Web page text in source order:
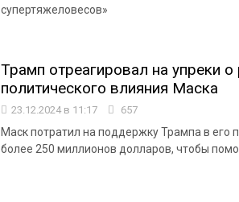
супертяжеловесов»
Трамп отреагировал на упреки о
политического влияния Маска
23.12.2024 в 11:17 657
Маск потратил на поддержку Трампа в его
более 250 миллионов долларов, чтобы